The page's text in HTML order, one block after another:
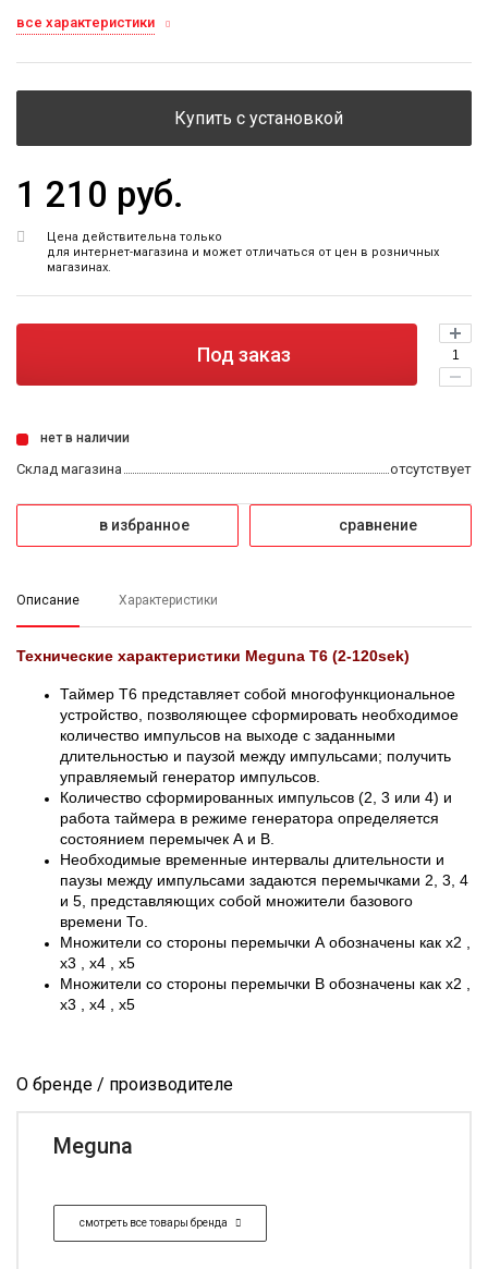
все характеристики
Купить с установкой
1 210 руб.
Цена действительна только
для интернет-магазина и может отличаться от цен в розничных
магазинах.
Под заказ
нет в наличии
Склад магазина отсутствует
в избранное сравнение
Описание Характеристики
Технические характеристики Meguna T6 (2-120sek)
Таймер Т6 представляет собой многофункциональное
устройство, позволяющее сформировать необходимое
количество импульсов на выходе с заданными
длительностью и паузой между импульсами; получить
управляемый генератор импульсов.
Количество сформированных импульсов (2, 3 или 4) и
работа таймера в режиме генератора определяется
состоянием перемычек А и В.
Необходимые временные интервалы длительности и
паузы между импульсами задаются перемычками 2, 3, 4
и 5, представляющих собой множители базового
времени То.
Множители со стороны перемычки А обозначены как x2 ,
x3 , x4 , x5
Множители со стороны перемычки B обозначены как x2 ,
x3 , x4 , x5
О бренде / производителе
Meguna
смотреть все товары бренда